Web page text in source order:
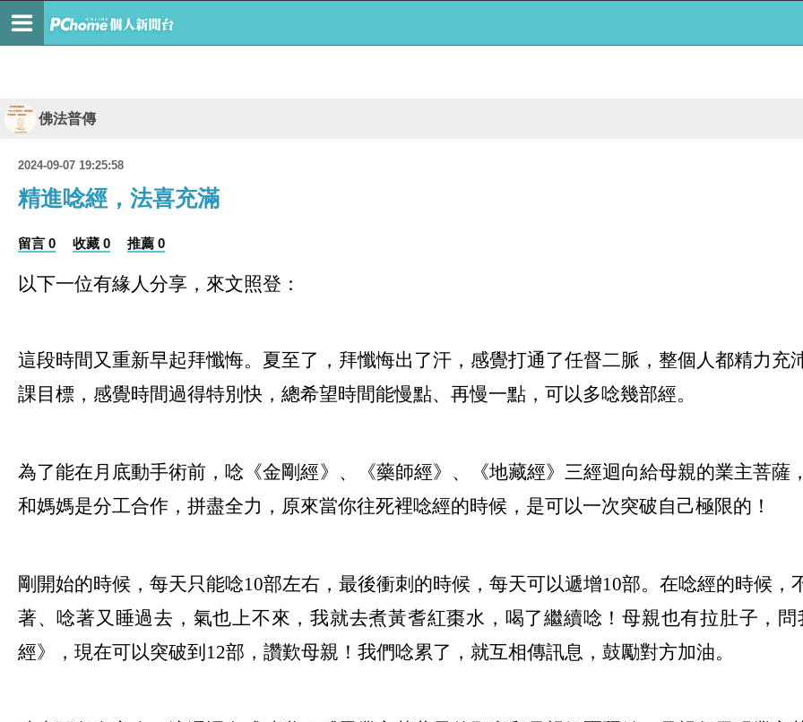
佛法普傳
2024-09-07 19:25:58
精進唸經，法喜充滿
留言 0 收藏 0 推薦 0
以下一位有緣人分享，來文照登：
這段時間又重新早起拜懺悔。夏至了，拜懺悔出了汗，感覺打通了任督二脈，整個人都精力充
課目標，感覺時間過得特別快，總希望時間能慢點、再慢一點，可以多唸幾部經。
為了能在月底動手術前，唸《金剛經》、《藥師經》、《地藏經》三經迴向給母親的業主菩
和媽媽是分工合作，拼盡全力，原來當你往死裡唸經的時候，是可以一次突破自己極限的！
剛開始的時候，每天只能唸10部左右，最後衝刺的時候，每天可以遞增10部。在唸經的時候
著、唸著又睡過去，氣也上不來，我就去煮黃耆紅棗水，喝了繼續唸！母親也有拉肚子，
經》，現在可以突破到12部，讚歎母親！我們唸累了，就互相傳訊息，鼓勵對方加油。